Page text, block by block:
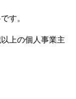
す。
上の個人事業主